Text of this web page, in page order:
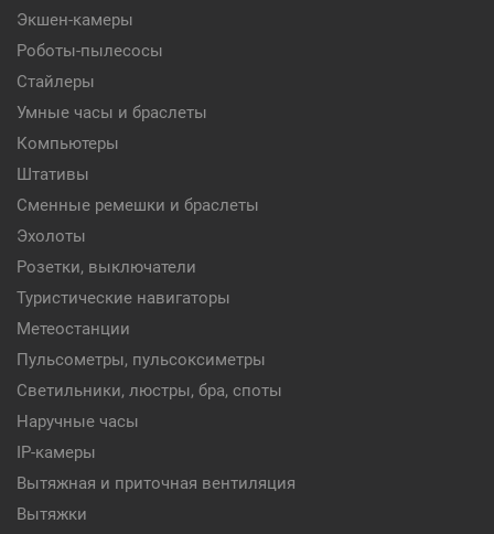
Экшен-камеры
Роботы-пылесосы
Стайлеры
Умные часы и браслеты
Компьютеры
Штативы
Сменные ремешки и браслеты
Эхолоты
Розетки, выключатели
Туристические навигаторы
Метеостанции
Пульсометры, пульсоксиметры
Светильники, люстры, бра, споты
Наручные часы
IP-камеры
Вытяжная и приточная вентиляция
Вытяжки